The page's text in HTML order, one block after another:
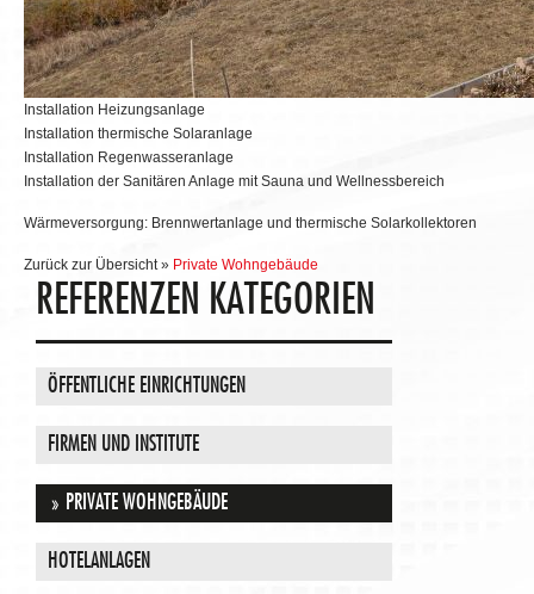
Installation Heizungsanlage
Installation thermische Solaranlage
Installation Regenwasseranlage
Installation der Sanitären Anlage mit Sauna und Wellnessbereich
Wärmeversorgung: Brennwertanlage und thermische Solarkollektoren
Zurück zur Übersicht » Private Wohngebäude
REFERENZEN KATEGORIEN
ÖFFENTLICHE EINRICHTUNGEN
FIRMEN UND INSTITUTE
PRIVATE WOHNGEBÄUDE
HOTELANLAGEN